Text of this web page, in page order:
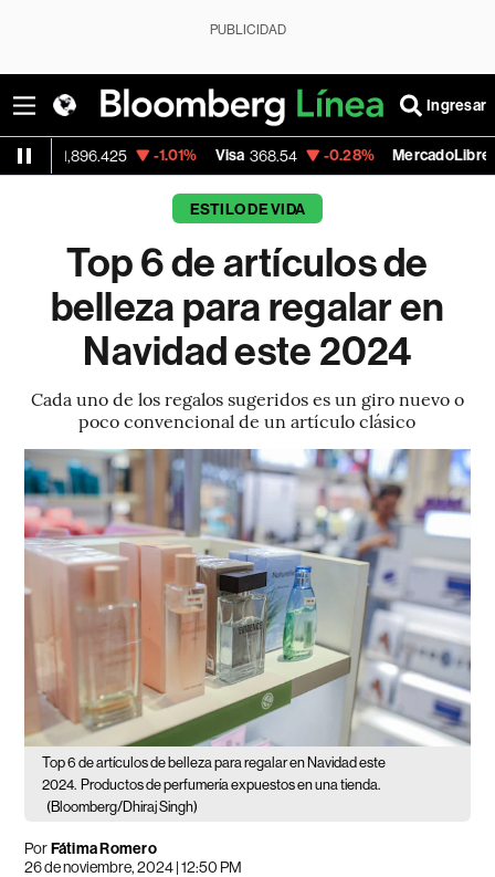
PUBLICIDAD
Ingresar
-1.01% Visa 368.54 -0.28% MercadoLibre 1,924.95
ESTILO DE VIDA
Top 6 de artículos de
belleza para regalar en
Navidad este 2024
Cada uno de los regalos sugeridos es un giro nuevo o
poco convencional de un artículo clásico
Top 6 de artículos de belleza para regalar en Navidad este
2024. Productos de perfumería expuestos en una tienda.
(Bloomberg/Dhiraj Singh)
PorFátima Romero
26 de noviembre, 2024 | 12:50 PM